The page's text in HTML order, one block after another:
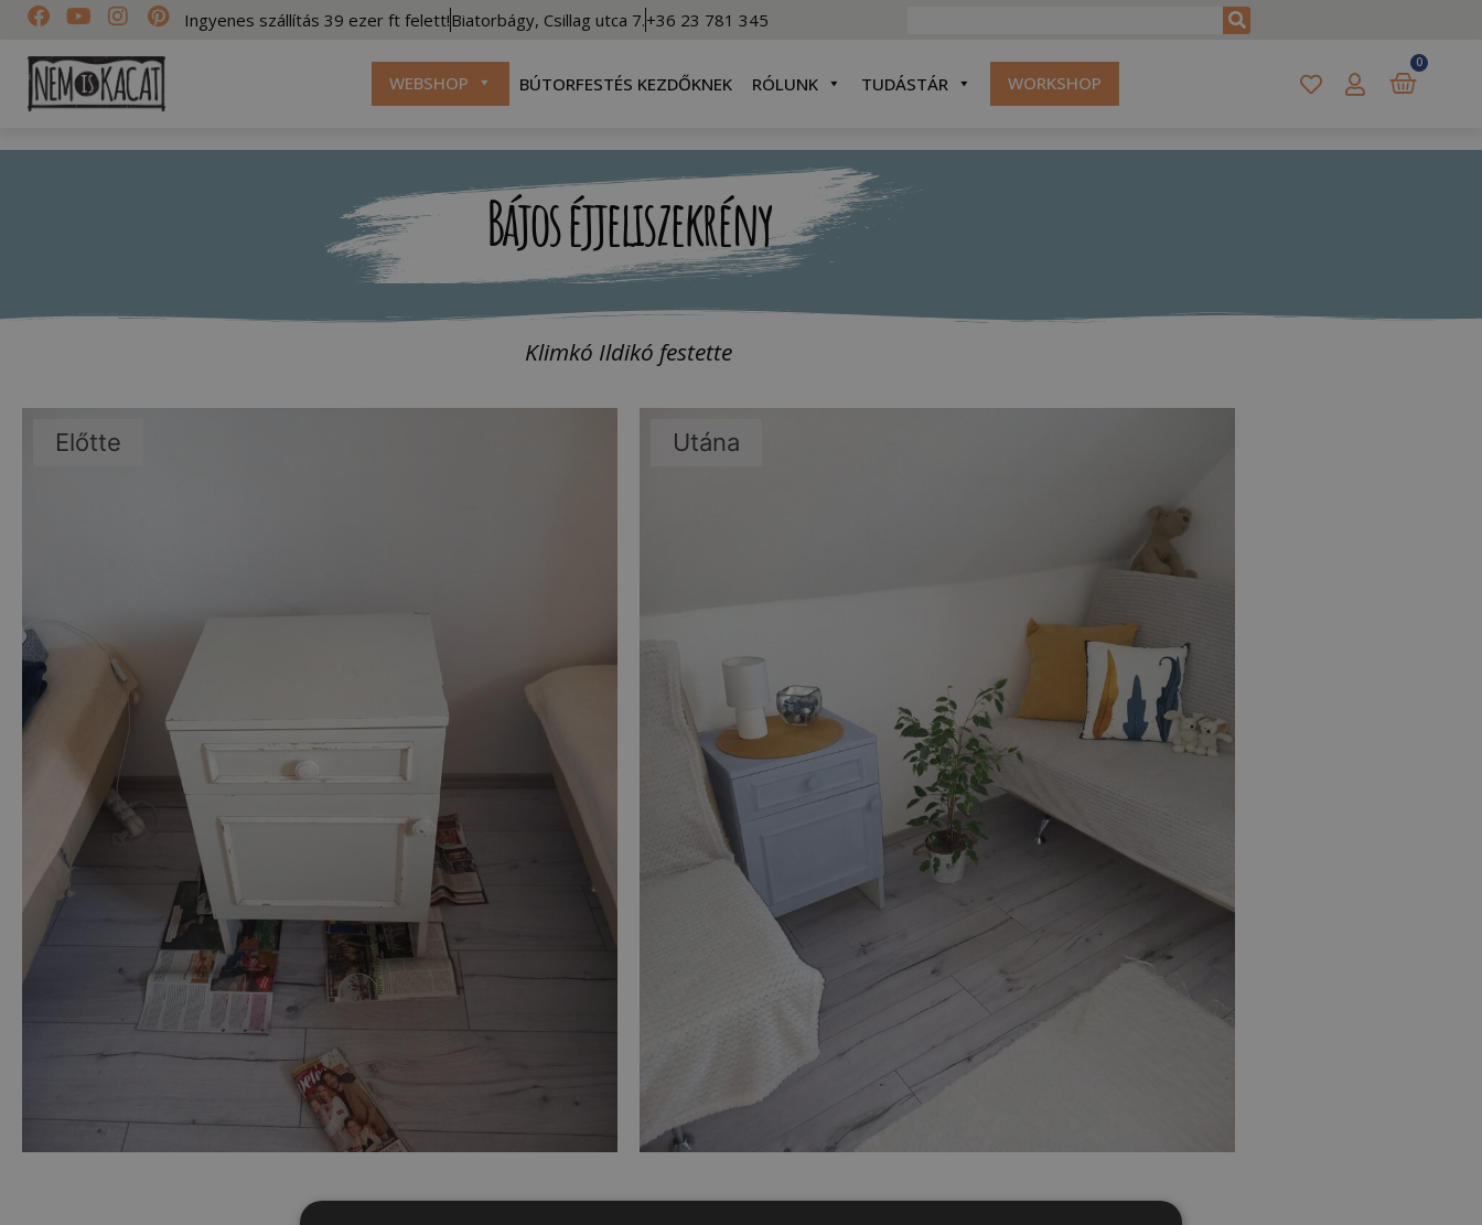
Ingyenes szállítás 39 ezer ft felett!Biatorbágy, Csillag utca 7.+36 23 781 345
WEBSHOP BÚTORFESTÉS KEZDŐKNEK RÓLUNK TUDÁSTÁR WORKSHOP
0
Bájos éjjeliszekrény
Klimkó Ildikó festette